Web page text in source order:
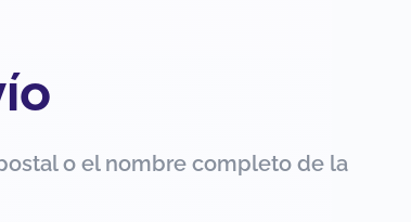
o el nombre completo de la